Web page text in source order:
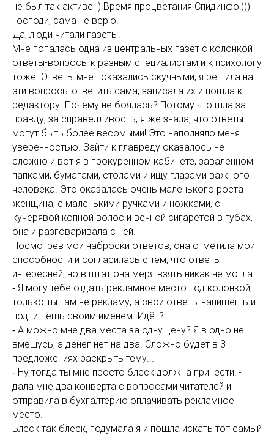
не был так активен) Время процветания Спидинфо!)))
Господи, сама не верю!
Да, люди читали газеты.
Мне попалась одна из центральных газет с колонкой
ответы-вопросы к разным специалистам и к психологу
тоже. Ответы мне показались скучными, я решила на
эти вопросы ответить сама, записала их и пошла к
редактору. Почему не боялась? Потому что шла за
правду, за справедливость, я же знала, что ответы
могут быть более весомыми! Это наполняло меня
уверенностью. Зайти к главреду оказалось не
сложно и вот я в прокуренном кабинете, заваленном
папками, бумагами, столами и ищу глазами важного
человека. Это оказалась очень маленького роста
женщина, с маленькими ручками и ножками, с
кучерявой копной волос и вечной сигаретой в губах,
она и разговаривала с ней.
Посмотрев мои наброски ответов, она отметила мои
способности и согласилась с тем, что ответы
интересней, но в штат она меря взять никак не могла.
⁃ Я могу тебе отдать рекламное место под колонкой,
только ты там не рекламу, а свои ответы напишешь и
подпишешь своим именем. Идёт?
⁃ А можно мне два места за одну цену? Я в одно не
вмещусь, а денег нет на два. Сложно будет в 3
предложениях раскрыть тему...
⁃ Ну тогда ты мне просто блеск должна принести! -
дала мне два конверта с вопросами читателей и
отправила в бухгалтерию оплачивать рекламное
место.
Блеск так блеск, подумала я и пошла искать тот самый